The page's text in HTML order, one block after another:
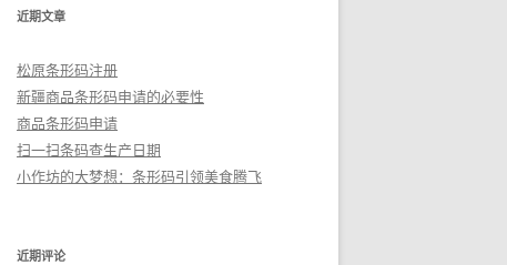
近期文章
松原条形码注册
新疆商品条形码申请的必要性
商品条形码申请
扫一扫条码查生产日期
小作坊的大梦想：条形码引领美食腾飞
近期评论